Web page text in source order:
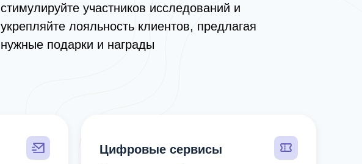
Цифровые сервисы
стимулируйте участников исследований и
укрепляйте лояльность клиентов, предлагая
нужные подарки и награды